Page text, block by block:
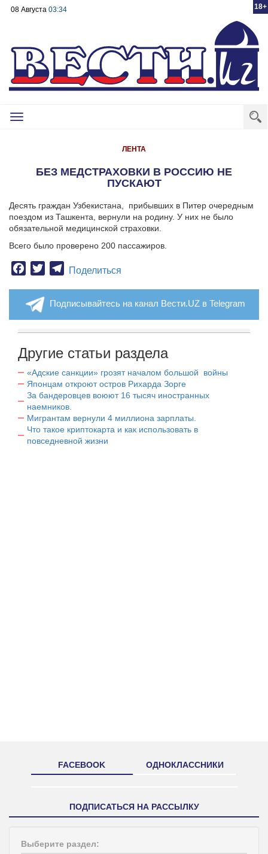
18+
08 Августа 03:34
Toggle
ЛЕНТА
БЕЗ МЕДСТРАХОВКИ В РОССИЮ НЕ
ПУСКАЮТ
Десять граждан Узбекистана,
прибывших в Питер очередным
поездом из Ташкента, вернули на родину. У них не было
обязательной медицинской страховки.
Всего было проверено 200 пассажиров.
Facebook
TwitterTelegram
Поделиться
Подписывайтесь на канал Вести.UZ в Telegram
Другие статьи раздела
«Адские санкции» грозят началом большой войны
Японцам откроют остров Рихарда Зорге
За бандеровцев воюют 16 тысяч иностранных
наемников.
Мигрантам вернули 4 миллиона зарплаты.
Что такое криптокарта и как использовать в
повседневной жизни
FACEBOOK ОДНОКЛАССНИКИ
ПОДПИСАТЬСЯ НА РАССЫЛКУ
Выберите раздел: